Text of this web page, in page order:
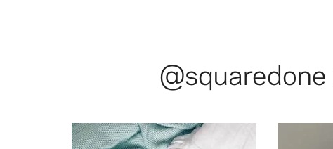
@squaredone